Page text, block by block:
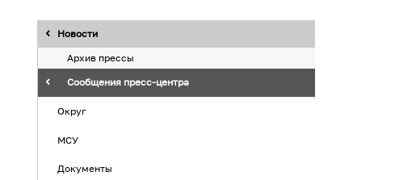
Новости
Архив прессы
Сообщения пресс-центра
Округ
МСУ
Документы